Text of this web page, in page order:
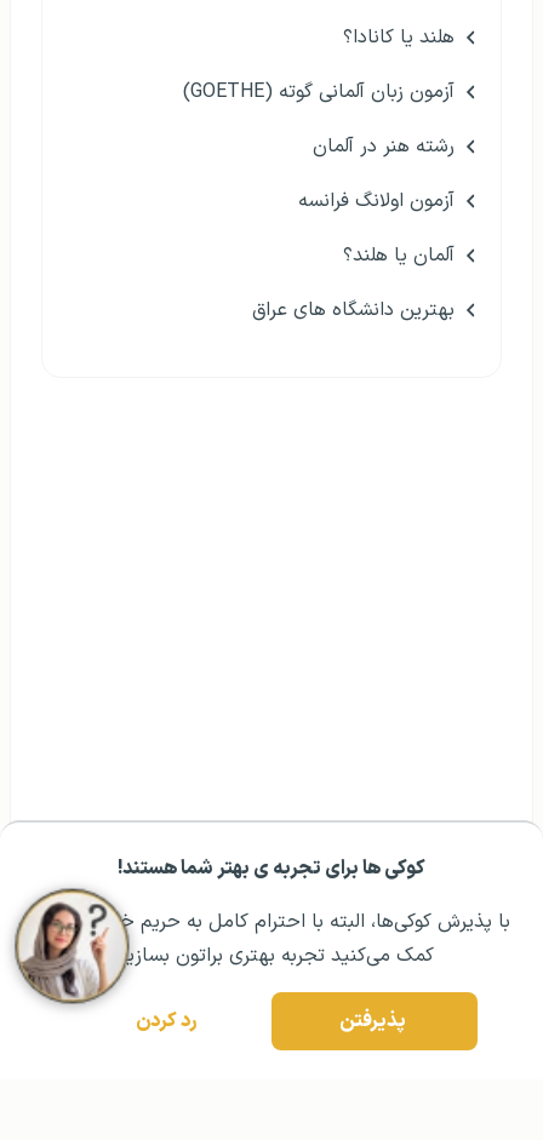
کوکی ها برای تجربه ی بهتر شما هستند!
با پذیرش کوکی‌ها، البته با احترام کامل به حریم خصوصیتون،
کمک می‌کنید تجربه بهتری براتون بسازیم.
پذیرفتن رد کردن
مشــاوره اولیه رایگان: ۰۲۱ ۴۳۰۰۰ ۰۲۱ رزرو مشاوره تخصصی
هلند یا کانادا؟
آزمون زبان آلمانی گوته (GOETHE)
رشته هنر در آلمان
آزمون اولانگ فرانسه
آلمان یا هلند؟
بهترین دانشگاه های عراق